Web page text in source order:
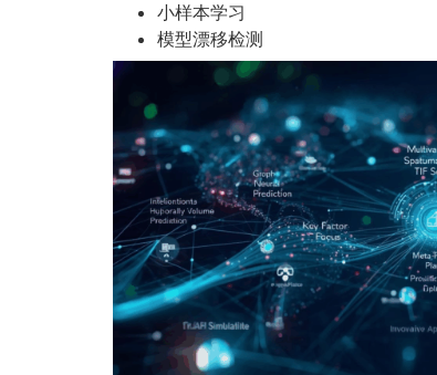
小样本学习
模型漂移检测